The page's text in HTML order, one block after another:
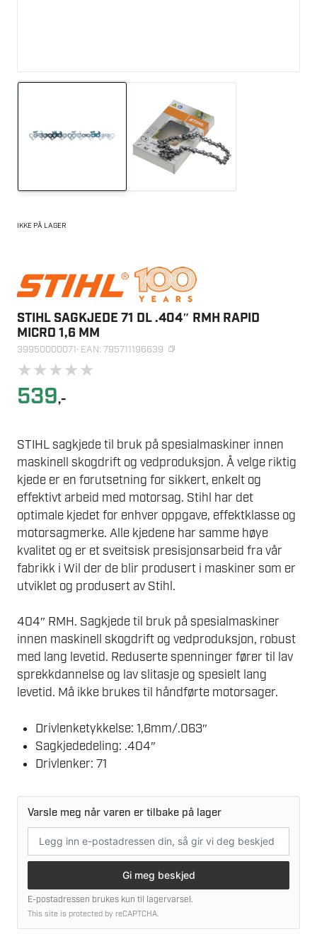
IKKE PÅ LAGER
STIHL SAGKJEDE 71 DL .404″ RMH RAPID
MICRO 1,6 MM
39950000071· EAN: 795711196639
★★★★★
539,-
STIHL sagkjede til bruk på spesialmaskiner innen
maskinell skogdrift og vedproduksjon. Å velge riktig
kjede er en forutsetning for sikkert, enkelt og
effektivt arbeid med motorsag. Stihl har det
optimale kjedet for enhver oppgave, effektklasse og
motorsagmerke. Alle kjedene har samme høye
kvalitet og er et sveitsisk presisjonsarbeid fra vår
fabrikk i Wil der de blir produsert i maskiner som er
utviklet og produsert av Stihl.
404″ RMH. Sagkjede til bruk på spesialmaskiner
innen maskinell skogdrift og vedproduksjon, robust
med lang levetid. Reduserte spenninger fører til lav
sprekkdannelse og lav slitasje og spesielt lang
levetid. Må ikke brukes til håndførte motorsager.
Drivlenketykkelse: 1,6mm/.063″
Sagkjededeling: .404″
Drivlenker: 71
Varsle meg når varen er tilbake på lager
postadresse
Gi meg beskjed
E-postadressen brukes kun til lagervarsel.
This site is protected by reCAPTCHA.